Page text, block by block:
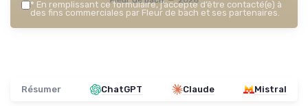
* En remplissant ce formulaire, j’accepte d’être contacté(e) à
des fins commerciales par Fleur de bach et ses partenaires.
Résumer ChatGPT Claude Mistral